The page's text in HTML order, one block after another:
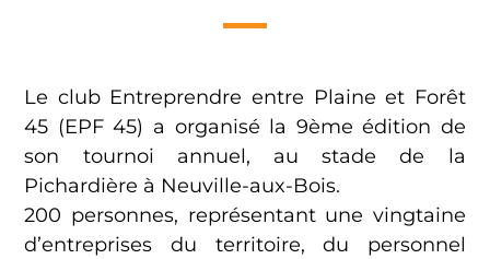
Le club Entreprendre entre Plaine et Forêt
45 (EPF 45) a organisé la 9ème édition de
son tournoi annuel, au stade de la
Pichardière à Neuville-aux-Bois.
200 personnes, représentant une vingtaine
d’entreprises du territoire, du personnel